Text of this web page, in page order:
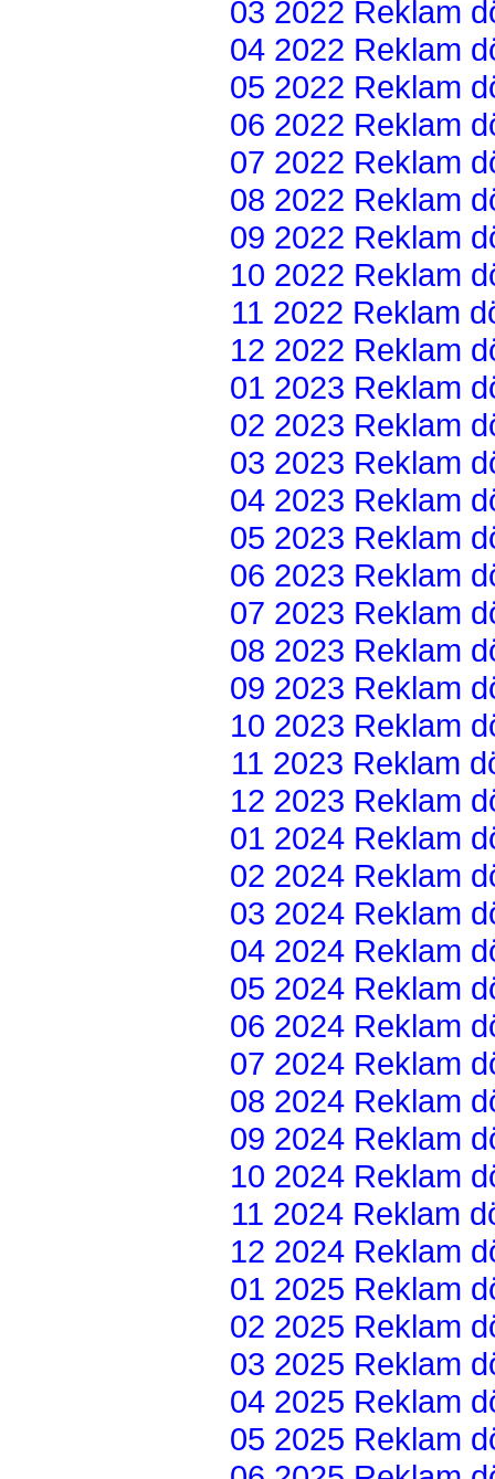
03 2022 Reklam
04 2022 Reklam
05 2022 Reklam
06 2022 Reklam
07 2022 Reklam
08 2022 Reklam
09 2022 Reklam
10 2022 Reklam
11 2022 Reklam
12 2022 Reklam
01 2023 Reklam
02 2023 Reklam
03 2023 Reklam
04 2023 Reklam
05 2023 Reklam
06 2023 Reklam
07 2023 Reklam
08 2023 Reklam
09 2023 Reklam
10 2023 Reklam
11 2023 Reklam
12 2023 Reklam
01 2024 Reklam
02 2024 Reklam
03 2024 Reklam
04 2024 Reklam
05 2024 Reklam
06 2024 Reklam
07 2024 Reklam
08 2024 Reklam
09 2024 Reklam
10 2024 Reklam
11 2024 Reklam
12 2024 Reklam
01 2025 Reklam
02 2025 Reklam
03 2025 Reklam
04 2025 Reklam
05 2025 Reklam